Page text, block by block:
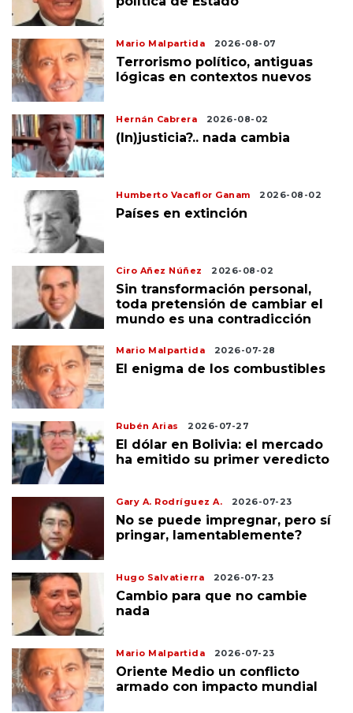
Mario Malpartida 2026-08-07
Terrorismo político, antiguas
lógicas en contextos nuevos
Hernán Cabrera 2026-08-02
(In)justicia?.. nada cambia
Humberto Vacaflor Ganam 2026-08-02
Países en extinción
Ciro Añez Núñez 2026-08-02
Sin transformación personal,
toda pretensión de cambiar el
mundo es una contradicción
Mario Malpartida 2026-07-28
El enigma de los combustibles
Rubén Arias 2026-07-27
El dólar en Bolivia: el mercado
ha emitido su primer veredicto
Gary A. Rodríguez A. 2026-07-23
No se puede impregnar, pero sí
pringar, lamentablemente?
Hugo Salvatierra 2026-07-23
Cambio para que no cambie
nada
Mario Malpartida 2026-07-23
Oriente Medio un conflicto
armado con impacto mundial